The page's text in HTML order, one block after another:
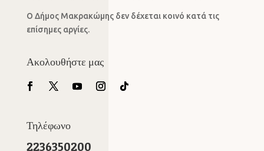
Ο Δήμος Μακρακώμης δεν δέχεται κοινό κατά τις
επίσημες αργίες.
Ακολουθήστε μας
Τηλέφωνο
2236350200